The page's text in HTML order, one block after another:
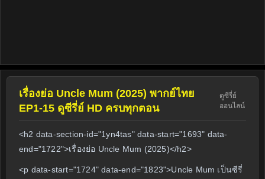
เรื่องย่อ Uncle Mum (2025) พากย์ไทย
EP1-15 ดูซีรี่ย์ HD ครบทุกตอน
ดูซีรี่ย์
ออนไลน์
<h2 data-section-id="1yn4tas" data-start="1693" data-
end="1722">เรื่องย่อ Uncle Mum (2025)</h2>
<p data-start="1724" data-end="1823">Uncle Mum เป็นซีรี่